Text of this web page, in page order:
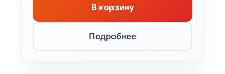
510
В корзину
Подробнее